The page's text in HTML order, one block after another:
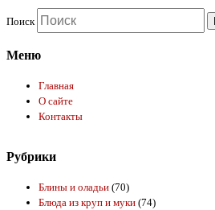
Поиск
Меню
Главная
О сайте
Контакты
Рубрики
Блины и оладьи (70)
Блюда из круп и муки (74)